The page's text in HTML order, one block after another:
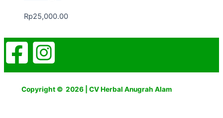
Rp25,000.00
Copyright © 2026 | CV Herbal Anugrah Alam